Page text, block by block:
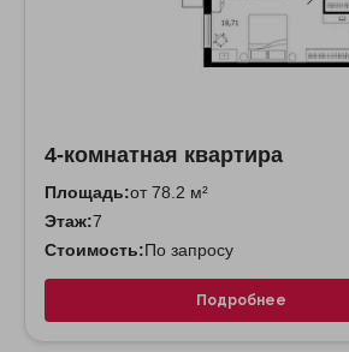
4-комнатная квартира
Площадь:от 78.2 м²
Этаж:7
Стоимость:По запросу
Подробнее